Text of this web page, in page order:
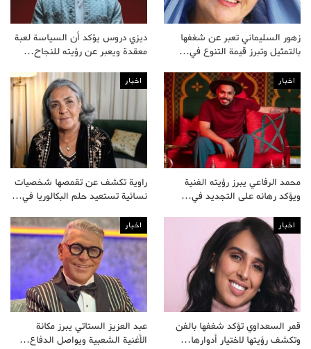
زهور السليماني تعبر عن شغفها
بالتمثيل وتبرز قيمة التنوع في…
ديزي دروس يؤكد أن السياسة لعبة
معقدة ويعبر عن رؤيته للنجاح…
اخبار
محمد الرفاعي يبرز رؤيته الفنية
ويؤكد رهانه على التجديد في…
اخبار
راوية تكشف عن تقمصها شخصيات
نسائية تستعيد حلم البكالوريا في…
اخبار
قمر السعداوي تؤكد شغفها بالفن
وتكشف رؤيتها لاختيار أدوارها…
اخبار
عبد العزيز الستاتي يبرز مكانة
الأغنية الشعبية ويواصل الدفاع…